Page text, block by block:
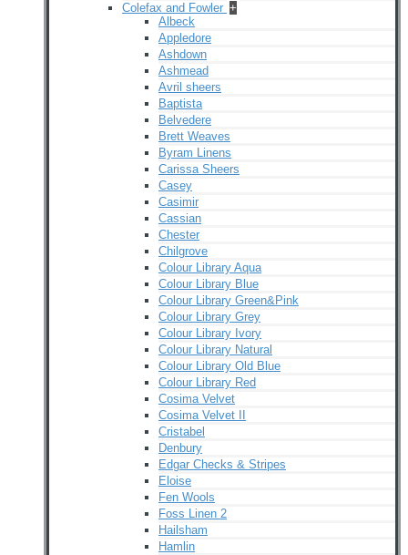
Colefax and Fowler +
Albeck
Appledore
Ashdown
Ashmead
Avril sheers
Baptista
Belvedere
Brett Weaves
Byram Linens
Carissa Sheers
Casey
Casimir
Cassian
Chester
Chilgrove
Colour Library Aqua
Colour Library Blue
Colour Library Green&Pink
Colour Library Grey
Colour Library Ivory
Colour Library Natural
Colour Library Old Blue
Colour Library Red
Cosima Velvet
Cosima Velvet II
Cristabel
Denbury
Edgar Checks & Stripes
Eloise
Fen Wools
Foss Linen 2
Hailsham
Hamlin